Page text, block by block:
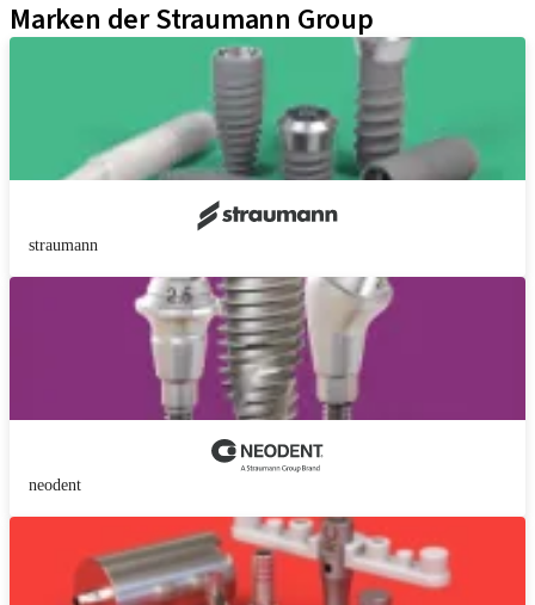
Marken der Straumann Group
straumann
neodent